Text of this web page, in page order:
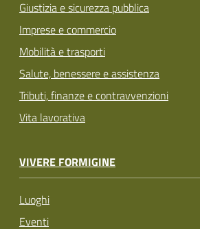
Giustizia e sicurezza pubblica
Imprese e commercio
Mobilità e trasporti
Salute, benessere e assistenza
Tributi, finanze e contravvenzioni
Vita lavorativa
VIVERE FORMIGINE
Luoghi
Eventi